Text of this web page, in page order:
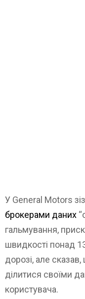
У General Motors
брокерами даних
гальмування,
швидкості понад
дорозі, але
ділитися своїми
користувача.